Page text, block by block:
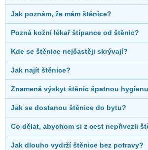
Jak poznám, že mám štěnice?
Pozná kožní lékař štípance od štěnic?
Kde se štěnice nejčastěji skrývají?
Jak najít štěnice?
Znamená výskyt štěnic špatnou
Jak se dostanou štěnice do bytu?
Co dělat, abychom si z cest nepřivezli
Jak dlouho vydrží štěnice bez potravy?